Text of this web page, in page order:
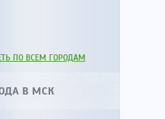
ПО ВСЕМ ГОРОДАМ
В МСК